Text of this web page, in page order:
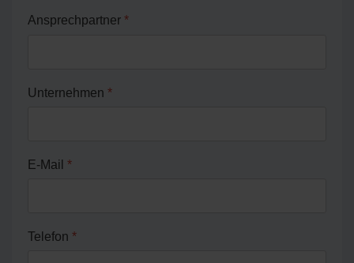
Ansprechpartner *
Unternehmen *
E-Mail *
Telefon *